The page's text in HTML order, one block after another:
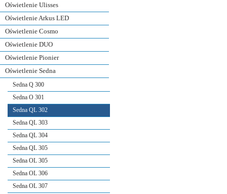
Oświetlenie Ulisses
Oświetlenie Arkus LED
Oświetlenie Cosmo
Oświetlenie DUO
Oświetlenie Pionier
Oświetlenie Sedna
Sedna Q 300
Sedna O 301
Sedna QL 302
Sedna QL 303
Sedna QL 304
Sedna QL 305
Sedna OL 305
Sedna OL 306
Sedna OL 307